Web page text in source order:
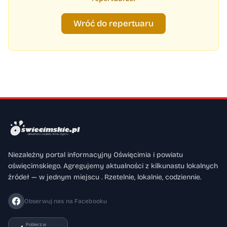
Wróć do repertuaru
Niezależny portal informacyjny Oświęcimia i powiatu
oświęcimskiego. Agregujemy aktualności z kilkunastu lokalnych
źródeł — w jednym miejscu . Rzetelnie, lokalnie, codziennie.
Obserwuj nas na Facebooku
Pobierz w